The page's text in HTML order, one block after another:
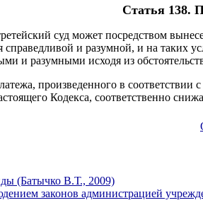
Статья 138.
суд может посредством
справедливой и разумной, и на таких
и разумными исходя из
произведенного в соответствии
Кодекса, соответственно
(Батычко В.Т., 2009)
законов администрацией